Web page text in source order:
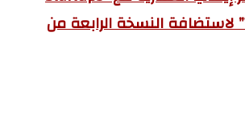
Without Borders” لاستضافة النسخة الرابعة من